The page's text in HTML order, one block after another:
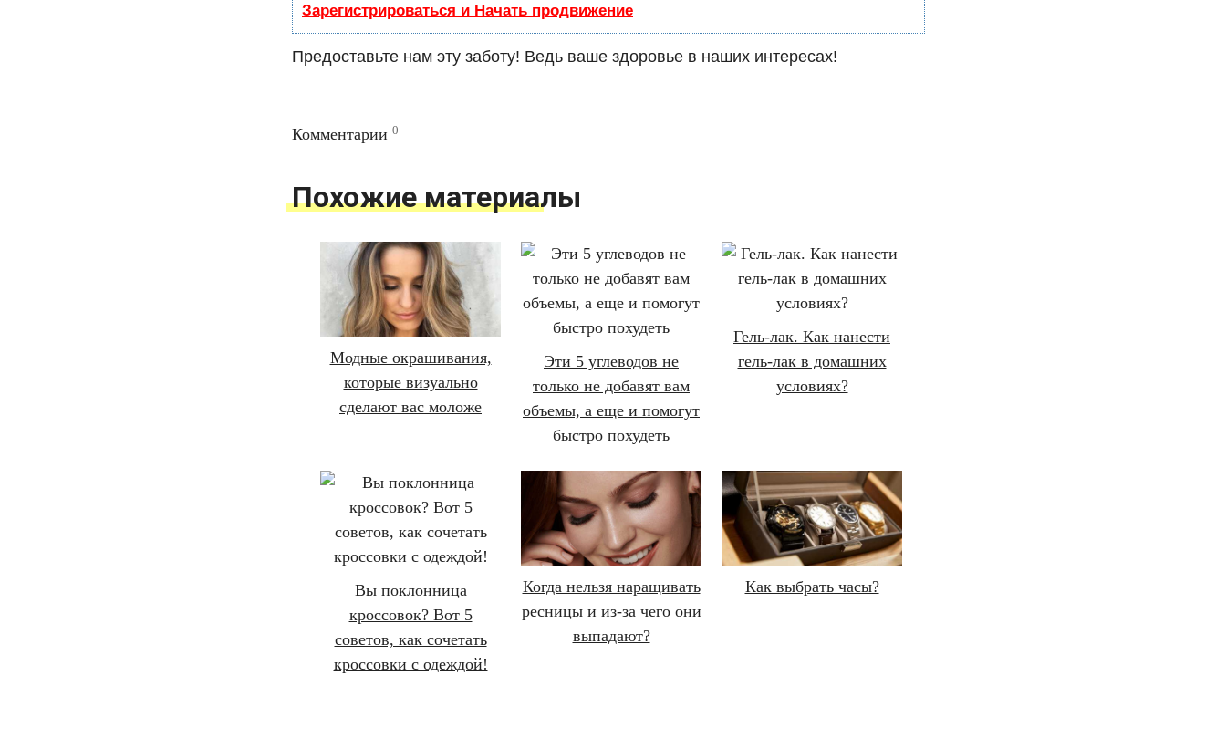
Зарегистрироваться и Начать продвижение
Предоставьте нам эту заботу! Ведь ваше здоровье в наших интересах!
Комментарии 0
Похожие материалы
Модные окрашивания,
которые визуально
сделают вас моложе
Эти 5 углеводов не
только не добавят вам
объемы, а еще и помогут
быстро похудеть
Гель-лак. Как нанести
гель-лак в домашних
условиях?
Вы поклонница
кроссовок? Вот 5
советов, как сочетать
кроссовки с одеждой!
Когда нельзя наращивать
ресницы и из-за чего они
выпадают?
Как выбрать часы?